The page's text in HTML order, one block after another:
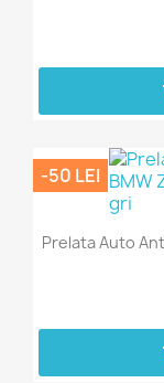
Prelata Auto
-50 LEI
Intra in
Trebuie sa fi
produse in